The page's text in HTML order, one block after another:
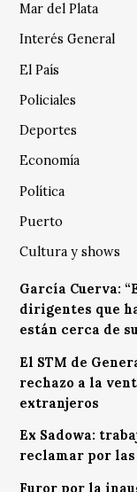
Mar del Plata
Interés General
El País
Policiales
Deportes
Economía
Política
Puerto
Cultura y shows
García Cuerva:
dirigentes que
están cerca de
El STM de
rechazo a la
extranjeros
Ex Sadowa:
reclamar por
Furor por la